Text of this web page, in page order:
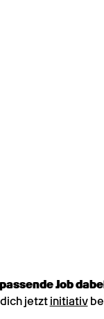
Job
jetzt initiativ